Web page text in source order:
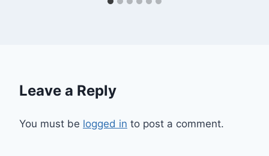
Leave a Reply
You must be logged in to post a comment.